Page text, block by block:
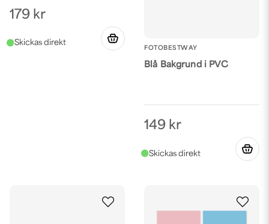
179 kr
FOTOBESTWAY
Blå Bakgrund i PVC
149 kr